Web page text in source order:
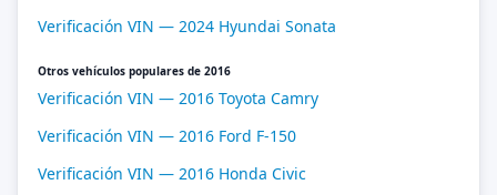
Verificación VIN — 2024 Hyundai Sonata
Otros vehículos populares de 2016
Verificación VIN — 2016 Toyota Camry
Verificación VIN — 2016 Ford F-150
Verificación VIN — 2016 Honda Civic